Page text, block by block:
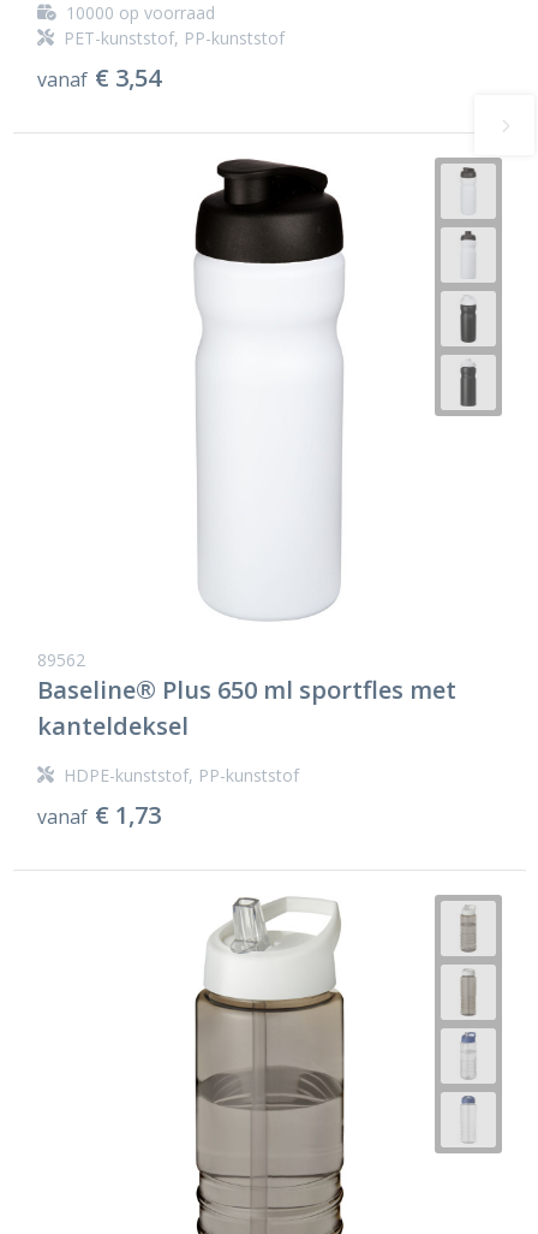
10000 op voorraad
PET-kunststof, PP-kunststof
vanaf € 3,54
89562
Baseline® Plus 650 ml sportfles met
kanteldeksel
HDPE-kunststof, PP-kunststof
vanaf € 1,73